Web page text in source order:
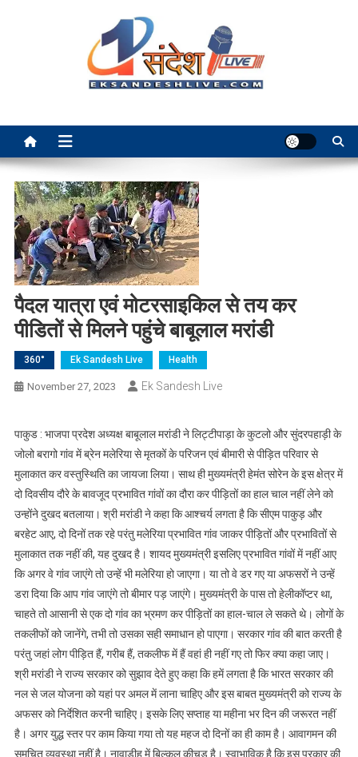
पैदल यात्रा एवं मोटरसाइकिल से तय कर
पीडितों से मिलने पहुंचे बाबूलाल मरांडी
360° Ek Sandesh Live Health
November 27, 2023 Ek Sandesh Live
पाकुड : भाजपा प्रदेश अध्यक्ष बाबूलाल मरांडी ने लिट्टीपाड़ा के कुटलो और सुंदरपहाड़ी के
जोलो बरागो गांव में ब्रेन मलेरिया से मृतकों के परिजन एवं बीमारी से पीड़ित परिवार से
मुलाकात कर वस्तुस्थिति का जायजा लिया। साथ ही मुख्यमंत्री हेमंत सोरेन के इस क्षेत्र में
दो दिवसीय दौरे के बावजूद प्रभावित गांवों का दौरा कर पीड़ितों का हाल चाल नहीं लेने को
उन्होंने दुखद बतलाया। श्री मरांडी ने कहा कि आश्चर्य लगता है कि सीएम पाकुड़ और
बरहेट आए, दो दिनों तक रहे परंतु मलेरिया प्रभावित गांव जाकर पीड़ितों और प्रभावितों से
मुलाकात तक नहीं की, यह दुखद है। शायद मुख्यमंत्री इसलिए प्रभावित गांवों में नहीं आए
कि अगर वे गांव जाएंगे तो उन्हें भी मलेरिया हो जाएगा। या तो वे डर गए या अफसरों ने उन्हें
डरा दिया कि आप गांव जाएंगे तो बीमार पड़ जाएंगे। मुख्यमंत्री के पास तो हेलीकॉप्टर था,
चाहते तो आसानी से एक दो गांव का भ्रमण कर पीड़ितों का हाल-चाल ले सकते थे। लोगों के
तकलीफों को जानेंगे, तभी तो उसका सही समाधान हो पाएगा। सरकार गांव की बात करती है
परंतु जहां लोग पीड़ित हैं, गरीब हैं, तकलीफ में हैं वहां ही नहीं गए तो फिर क्या कहा जाए।
श्री मरांडी ने राज्य सरकार को सुझाव देते हुए कहा कि हमें लगता है कि भारत सरकार की
नल से जल योजना को यहां पर अमल में लाना चाहिए और इस बाबत मुख्यमंत्री को राज्य के
अफसर को निर्देशित करनी चाहिए। इसके लिए सप्ताह या महीना भर दिन की जरूरत नहीं
है। अगर युद्ध स्तर पर काम किया गया तो यह महज दो दिनों का ही काम है। आवागमन की
समुचित व्यवस्था नहीं है। नावाडीह में बिल्कुल कीचड़ है। स्वाभाविक है कि इस प्रकार की